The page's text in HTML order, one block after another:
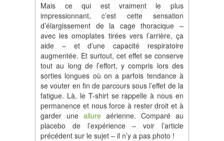
Mais ce qui est vraiment le plus
impressionnant, c’est cette sensation
d’élargissement de la cage thoracique –
avec les omoplates tirées vers l’arrière, ça
aide – et d’une capacité respiratoire
augmentée. Et surtout, cet effet se conserve
tout au long de l’effort, y compris lors des
sorties longues où on a parfois tendance à
se vouter en fin de parcours sous l’effet de la
fatigue. Là, le T-shirt se rappelle à nous en
permanence et nous force à rester droit et à
garder uneallure aérienne. Comparé au
placebo de l’expérience – voir l’article
précédent sur le sujet – il n’y a pas photo !